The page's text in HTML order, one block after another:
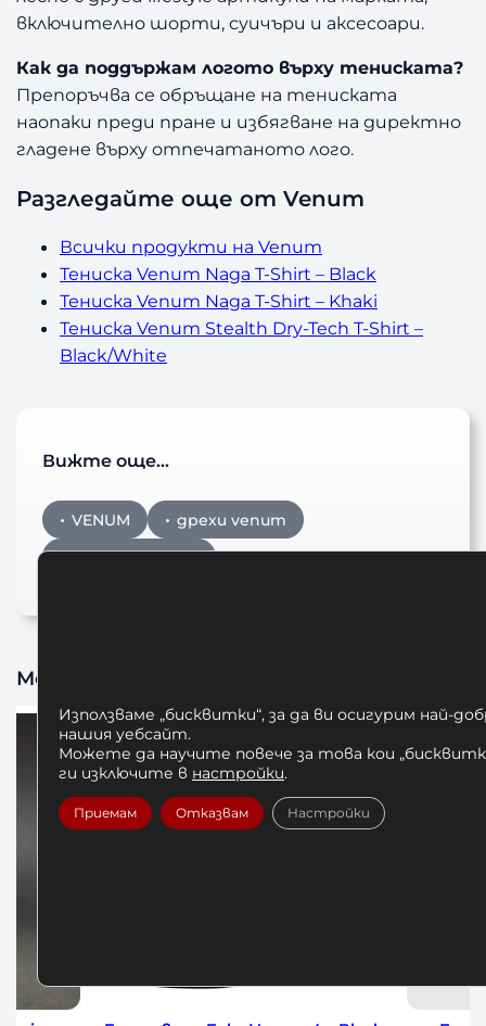
включително шорти, суичъри и аксесоари.
Как да поддържам логото върху тениската?
Препоръчва се обръщане на тениската
наопаки преди пране и избягване на директно
гладене върху отпечатаното лого.
Разгледайте още от Venum
Всички продукти на Venum
Тениска Venum Naga T-Shirt – Black
Тениска Venum Naga T-Shirt – Khaki
Тениска Venum Stealth Dry-Tech T-Shirt –
Black/White
Вижте още…
VENUM
дрехи venum
Тениска VENUM
Може да харесате също
Използваме „бисквитки“, за да ви осигурим най-
нашия уебсайт.
Можете да научите повече за това кои
ги изключите в настройки.
Приемам Отказвам Настройки